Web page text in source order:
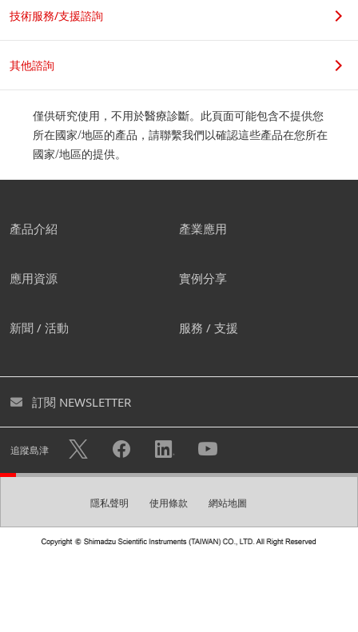
職位
公司地址
我們建議您創建屬於自己的帳
您可透過創建免費帳號下載各式型錄及進入個人頁面。您亦
使用帳戶註冊的個人資訊將可用於 隱私權政策
的，例如發送電子報。
創建帳號
技術服務/支援諮詢
其他諮詢
僅供研究使用，不用於醫療診斷。此頁面可能包含不提供您
所在國家/地區的產品，請聯繫我們以確認這些產品在您所在
國家/地區的提供。
產品介紹 產業應用
應用資源 實例分享
新聞 / 活動 服務 / 支援
訂閱 NEWSLETTER
追蹤島津
隱私聲明 使用條款 網站地圖